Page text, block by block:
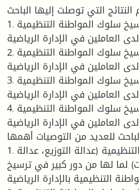
التي توصلت إليها الباحث :
1. لعدالة التوزيع دور في ترسيخ سلوك المواطنة التنظيمية
لدى العاملين في الإدارة الرياضية .
2. لعدالة التعاملات دور في ترسيخ سلوك المواطنة التنظيمية
لدى العاملين في الإدارة الرياضية .
3. لعدالة الإجراءات دور في ترسيخ سلوك المواطنة التنظيمية
لدى العاملين في الإدارة الرياضية.
4. للعدالة التنظيمية دور في ترسيخ سلوك المواطنة التنظيمية
لدى العاملين في الإدارة الرياضية.
للعديد من التوصيات أهمها :
1. مراعاة تحقيق العدالة التنظيمية (عدالة التوزيع، عدالة
لما لها من دور كبير في ترسيخ
التنظيمية بالإدارة الرياضية.